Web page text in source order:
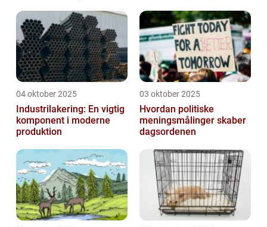
04 oktober 2025
Industrilakering: En vigtig
komponent i moderne
produktion
03 oktober 2025
Hvordan politiske
meningsmålinger skaber
dagsordenen